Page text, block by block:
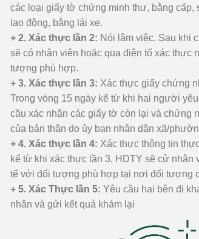
các loại giấy tờ chứng minh thư, bằng cấp,
lao động, bằng lái xe.
+ 2. Xác thực lần 2: Nói lâm việc. Sau khi
sẽ có nhân viên hoặc qua điện tổ xác thực
tượng phù hợp.
+ 3. Xác thực lần 3: Xác thực giấy chứng
Trong vòng 15 ngày kể từ khi hai người
cầu xác nhận các giấy tờ còn lại và chứng
của bản thân do ủy ban nhân dân xã/
+ 4. Xác thực lần 4: Xác thực thông tin
kể từ khi xác thực lần 3, HDTY sẽ cử nhân
tế với đối tượng phù hợp tại nơi đối tượng
+ 5. Xác Thực lần 5: Yêu cầu hai bên đi
nhân và gửi kết quả khám lại